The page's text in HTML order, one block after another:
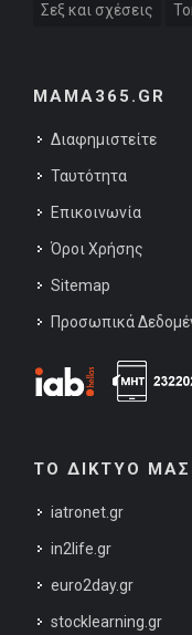
Σεξ και σχέσεις
MAMA365.GR
Διαφημιστείτε
Ταυτότητα
Επικοινωνία
Όροι Χρήσης
Sitemap
Προσωπικά
ΤΟ ΔΙΚΤΥΟ ΜΑΣ
iatronet.gr
in2life.gr
euro2day.gr
stocklearning.gr